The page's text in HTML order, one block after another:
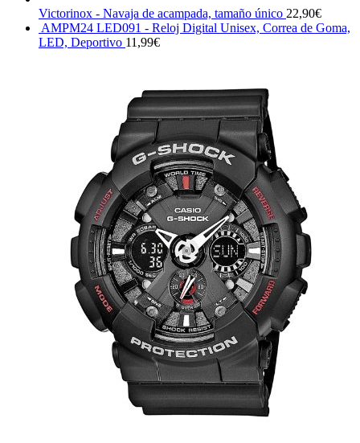
Victorinox - Navaja de acampada, tamaño único 22,90€
AMPM24 LED091 - Reloj Digital Unisex, Correa de Goma,
LED, Deportivo 11,99€